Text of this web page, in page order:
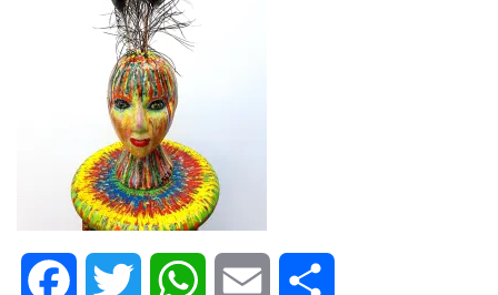
Facebook Twitter WhatsApp Email